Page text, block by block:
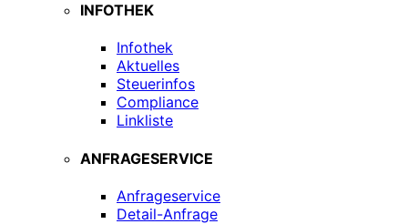
INFOTHEK
Infothek
Aktuelles
Steuerinfos
Compliance
Linkliste
ANFRAGESERVICE
Anfrageservice
Detail-Anfrage